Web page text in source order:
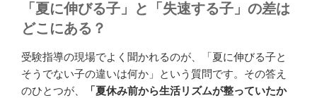
「夏に伸びる子」と「失速する子」の差は
どこにある？
受験指導の現場でよく聞かれるのが、「夏に伸びる子と
そうでない子の違いは何か」という質問です。その答え
のひとつが、
「夏休み前から生活リズムが整っていたか